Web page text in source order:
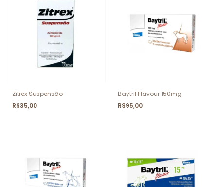
Zitrex Suspensão
R$35,00
Baytril Flavour 150mg
R$95,00